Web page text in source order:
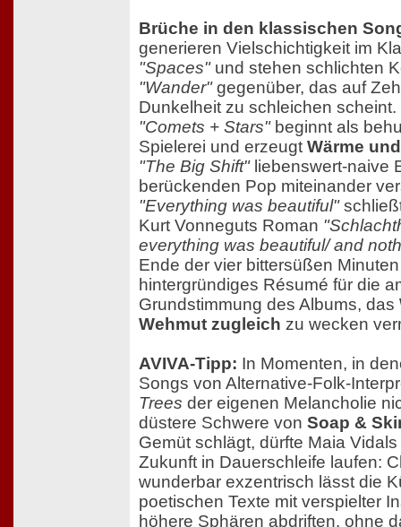
Brüche in den klassischen
generieren Vielschichtigkeit im
"Spaces"und stehen schlichten
"Wander"gegenüber, das auf
Dunkelheit zu schleichen
"Comets + Stars"beginnt als
Spielerei und erzeugt Wärme
"The Big Shift"liebenswert-naive
berückenden Pop miteinander
"Everything was beautiful"
Kurt Vonneguts Roman
everything was beautiful/ and
Ende der vier bittersüßen
hintergründiges Résumé für die
Grundstimmung des Albums, das
Wehmut zugleich zu wecken
AVIVA-Tipp: In Momenten, in
Songs von Alternative-Folk-
Trees der eigenen Melancholie
düstere Schwere von Soap &
Gemüt schlägt, dürfte Maia
Zukunft in Dauerschleife laufen:
wunderbar exzentrisch lässt die
poetischen Texte mit verspielter
höhere Sphären abdriften, ohne